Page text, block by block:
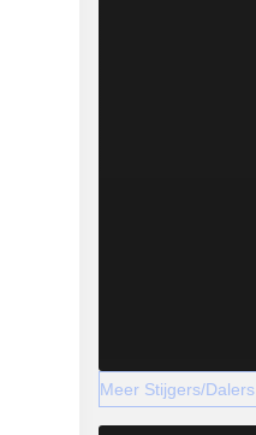
Meer Stijgers/Dalers